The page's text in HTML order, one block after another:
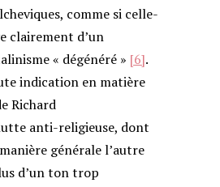
comme si celle-
clairement d’un
« dégénéré » [6].
indication en matière
Richard
anti-religieuse, dont
générale l’autre
d’un ton trop